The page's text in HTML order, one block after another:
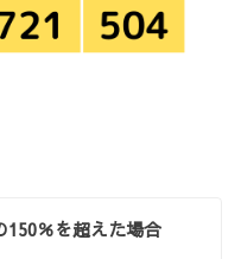
150％を超えた場合